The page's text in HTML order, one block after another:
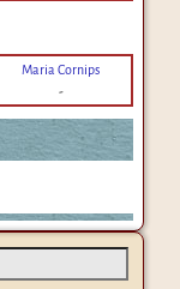
Maria Cornips
-